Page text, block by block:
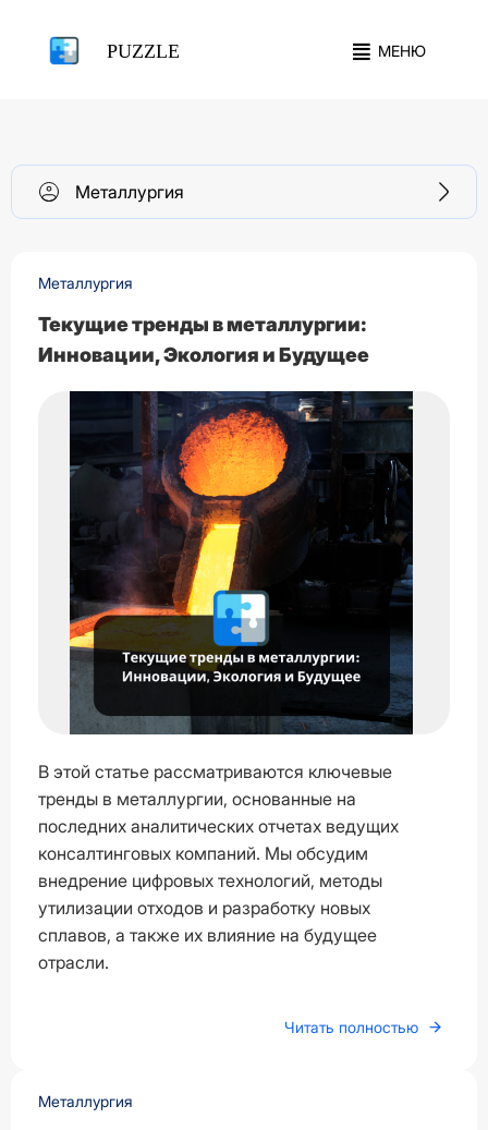
PUZZLE МЕНЮ
Металлургия
Металлургия
Текущие тренды в металлургии:
Инновации, Экология и Будущее
В этой статье рассматриваются ключевые
тренды в металлургии, основанные на
последних аналитических отчетах ведущих
консалтинговых компаний. Мы обсудим
внедрение цифровых технологий, методы
утилизации отходов и разработку новых
сплавов, а также их влияние на будущее
отрасли.
Читать полностью
Металлургия